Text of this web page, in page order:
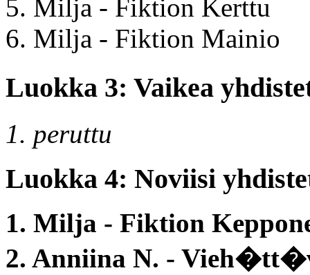
5. Milja - Fiktion Kerttu
6. Milja - Fiktion Mainio
Luokka 3: Vaikea
1. peruttu
Luokka 4: Noviisi
1. Milja - Fiktion
2. Anniina N. -